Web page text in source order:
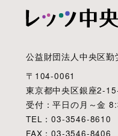
公益財団法人中央区
〒104-0061
東京都中央区銀座2-
受付：平日の月～金
TEL：03-3546-8610
FAX：03-3546-8406